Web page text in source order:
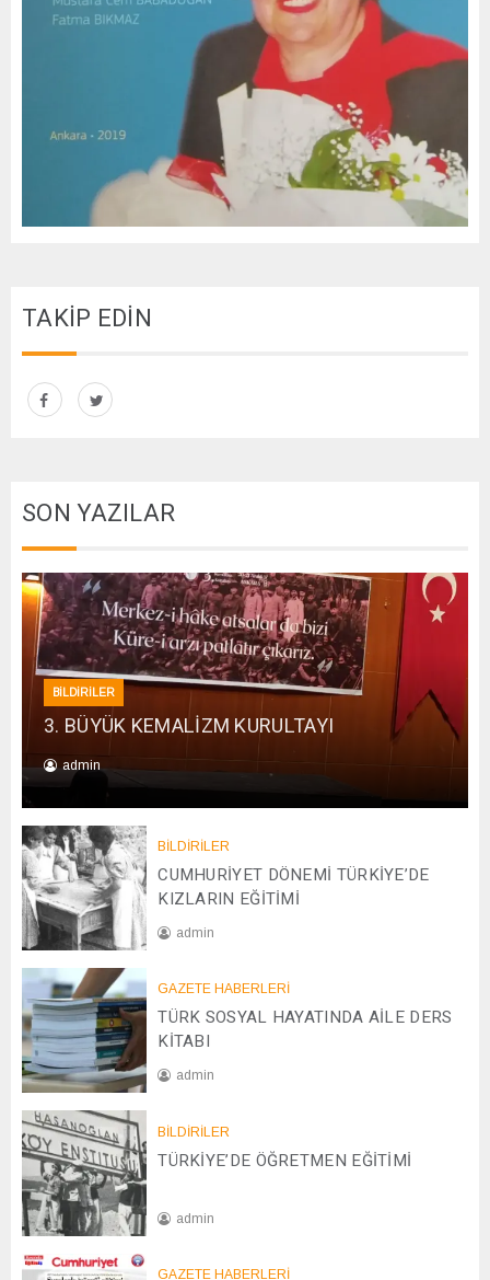
TAKİP EDİN
SON YAZILAR
BİLDİRİLER
3. BÜYÜK KEMALİZM KURULTAYI
admin
1
/
0
1
/
2
2
6
BİLDİRİLER
CUMHURİYET DÖNEMİ TÜRKİYE’DE
KIZLARIN EĞİTİMİ
admin
0
/
0
5
GAZETE HABERLERİ
TÜRK SOSYAL HAYATINDA AİLE DERS
KİTABI
admin
8
/
0
BİLDİRİLER
TÜRKİYE’DE ÖĞRETMEN EĞİTİMİ
admin
GAZETE HABERLERİ